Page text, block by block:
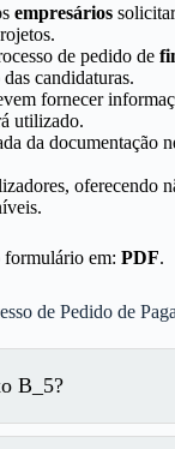
empresários
de pedido de
candidaturas.
fornecer
utilizado.
da documentação
oferecendo
formulário em: PDF.
de Pedido de
B_5?